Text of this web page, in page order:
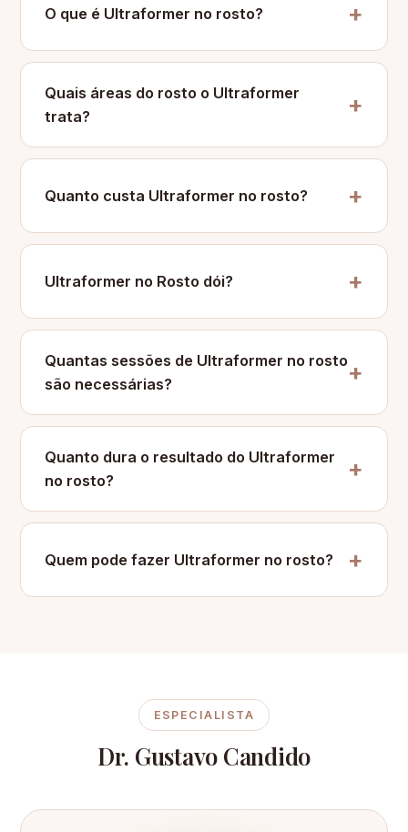
O que é Ultraformer no rosto?
Quais áreas do rosto o Ultraformer
trata?
Quanto custa Ultraformer no rosto?
Ultraformer no Rosto dói?
Quantas sessões de Ultraformer no rosto
são necessárias?
Quanto dura o resultado do Ultraformer
no rosto?
Quem pode fazer Ultraformer no rosto?
ESPECIALISTA
Dr. Gustavo Candido